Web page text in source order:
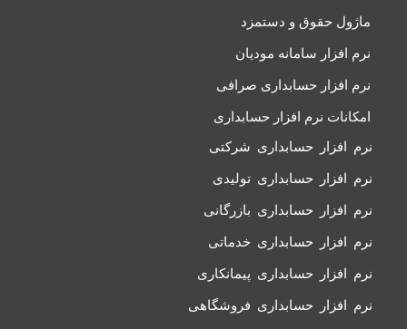
ماژول حقوق و دستمزد
نرم افزار سامانه مودیان
نرم افزار حسابداری صرافی
امکانات نرم افزار حسابداری
نرم افزار حسابداری شرکتی
نرم افزار حسابداری تولیدی
نرم افزار حسابداری بازرگانی
نرم افزار حسابداری خدماتی
نرم افزار حسابداری پیمانکاری
نرم افزار حسابداری فروشگاهی